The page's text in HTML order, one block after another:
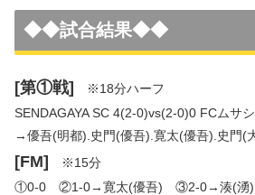
◆◆試合結果◆◆
[第①戦] ※18分ハーフ
SENDAGAYA SC 4(2-0)vs(2-0)0 FCムサシ
→優吾(明都).史門(優吾).寛太(優吾).史門(
[FM] ※15分
①0-0 ②1-0→寛太(優吾) ③2-0→湊(湧).